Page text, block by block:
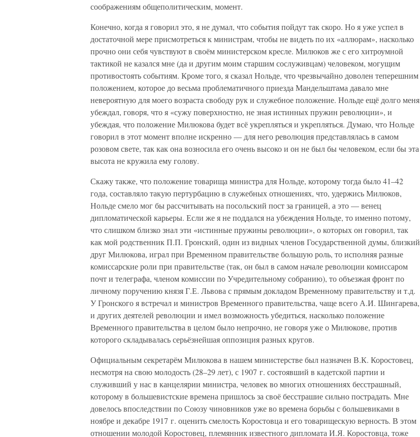
соображениям общеполитическим, момент.
Конечно, когда я говорил это, я не думал, что события пойдут так скоро. Но я уже успел в
достаточной мере присмотреться к министрам, чтобы не видеть по их «аллюрам», насколько
прочно они себя чувствуют в своём министерском кресле. Милюков же с его хитроумной
тактикой не казался мне (да и другим моим старшим сослуживцам) человеком, могущим
противостоять событиям. Кроме того, я сказал Нольде, что чрезвычайно доволен теперешним
положением, которое до весьма проблематичного приезда Мандельштама давало мне
невероятную для моего возраста свободу рук и служебное положение. Нольде ещё долго меня
убеждал, говоря, что я «сужу поверхностно, не зная истинных пружин революции», и
убеждая, что положение Милюкова будет всё укрепляться и укрепляться. Думаю, что Нольде
говорил в этот момент вполне искренно — для него революция представлялась в самом
розовом свете, так как она возносила его очень высоко и он не был бы человеком, если бы эта
высота не кружила ему голову.
Скажу также, что положение товарища министра для Нольде, которому тогда было 41–42
года, составляло такую пертурбацию в служебных отношениях, что, удержись Милюков,
Нольде смело мог бы рассчитывать на посольский пост за границей, а это — венец
дипломатической карьеры. Если же я не поддался на убеждения Нольде, то именно потому,
что слишком близко знал эти «истинные пружины революции», о которых он говорил, так
как мой родственник П.П. Гронский, один из видных членов Государственной думы, близкий
друг Милюкова, играл при Временном правительстве большую роль, то исполняя разные
комиссарские роли при правительстве (так, он был в самом начале революции комиссаром
почт и телеграфа, членом комиссии по Учредительному собранию), то объезжая фронт по
личному поручению князя Г.Е. Львова с прямым докладом Временному правительству и т.д.
У Гронского я встречал и министров Временного правительства, чаще всего А.И. Шингарева,
и других деятелей революции и имел возможность убедиться, насколько положение
Временного правительства в целом было непрочно, не говоря уже о Милюкове, против
которого складывалась серьёзнейшая оппозиция разных кругов.
Официальным секретарём Милюкова в нашем министерстве был назначен В.К. Коростовец,
несмотря на свою молодость (28–29 лет), с 1907 г. состоявший в кадетской партии и
служивший у нас в канцелярии министра, человек во многих отношениях бесстрашный,
которому в большевистские времена пришлось за своё бесстрашие сильно пострадать. Мне
довелось впоследствии по Союзу чиновников уже во времена борьбы с большевиками в
ноябре и декабре 1917 г. оценить смелость Коростовца и его товарищескую верность. В этом
отношении молодой Коростовец, племянник известного дипломата И.Я. Коростовца, тоже